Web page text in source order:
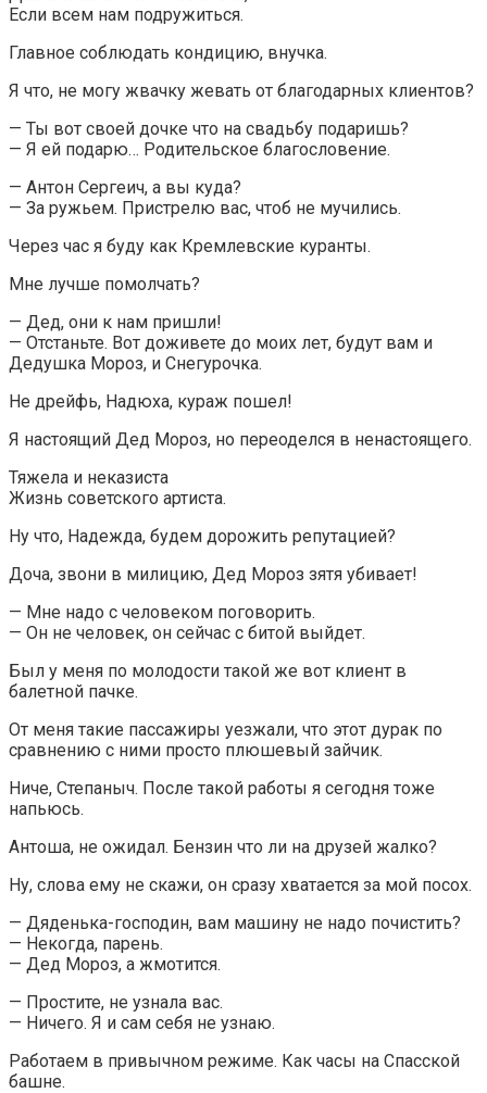
Если всем нам подружиться.
Главное соблюдать кондицию, внучка.
Я что, не могу жвачку жевать от благодарных клиентов?
— Ты вот своей дочке что на свадьбу подаришь?
— Я ей подарю… Родительское благословение.
— Антон Сергеич, а вы куда?
— За ружьем. Пристрелю вас, чтоб не мучились.
Через час я буду как Кремлевские куранты.
Мне лучше помолчать?
— Дед, они к нам пришли!
— Отстаньте. Вот доживете до моих лет, будут вам и
Дедушка Мороз, и Снегурочка.
Не дрейфь, Надюха, кураж пошел!
Я настоящий Дед Мороз, но переоделся в ненастоящего.
Тяжела и неказиста
Жизнь советского артиста.
Ну что, Надежда, будем дорожить репутацией?
Доча, звони в милицию, Дед Мороз зятя убивает!
— Мне надо с человеком поговорить.
— Он не человек, он сейчас с битой выйдет.
Был у меня по молодости такой же вот клиент в
балетной пачке.
От меня такие пассажиры уезжали, что этот дурак по
сравнению с ними просто плюшевый зайчик.
Ниче, Степаныч. После такой работы я сегодня тоже
напьюсь.
Антоша, не ожидал. Бензин что ли на друзей жалко?
Ну, слова ему не скажи, он сразу хватается за мой посох.
— Дяденька-господин, вам машину не надо почистить?
— Некогда, парень.
— Дед Мороз, а жмотится.
— Простите, не узнала вас.
— Ничего. Я и сам себя не узнаю.
Работаем в привычном режиме. Как часы на Спасской
башне.